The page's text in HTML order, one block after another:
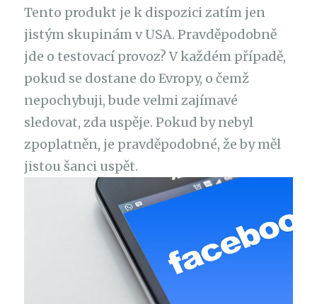
Tento produkt je k dispozici zatím jen
jistým skupinám v USA. Pravděpodobně
jde o testovací provoz? V každém případě,
pokud se dostane do Evropy, o čemž
nepochybuji, bude velmi zajímavé
sledovat, zda uspěje. Pokud by nebyl
zpoplatněn, je pravděpodobné, že by měl
jistou šanci uspět.